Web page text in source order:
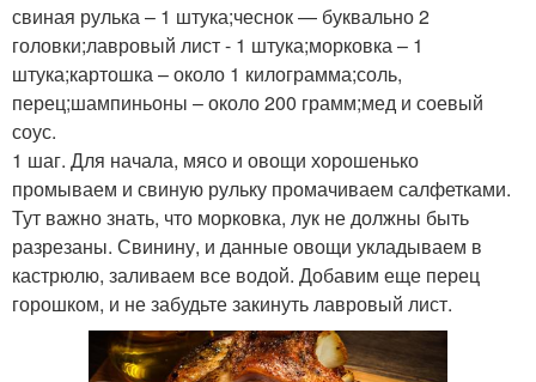
свиная рулька – 1 штука;чеснок — буквально 2
головки;лавровый лист - 1 штука;морковка – 1
штука;картошка – около 1 килограмма;соль,
перец;шампиньоны – около 200 грамм;мед и соевый
соус.
1 шаг. Для начала, мясо и овощи хорошенько
промываем и свиную рульку промачиваем салфетками.
Тут важно знать, что морковка, лук не должны быть
разрезаны. Свинину, и данные овощи укладываем в
кастрюлю, заливаем все водой. Добавим еще перец
горошком, и не забудьте закинуть лавровый лист.